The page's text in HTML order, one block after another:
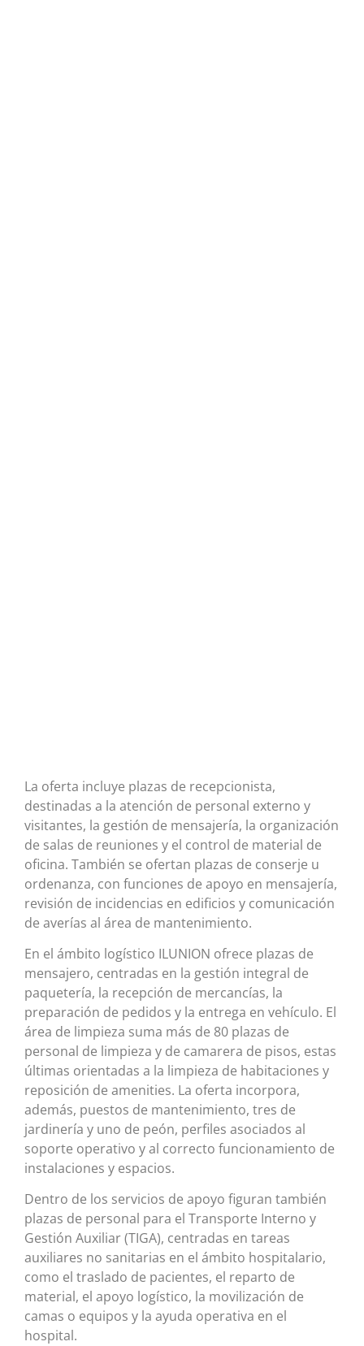
La oferta incluye plazas de recepcionista,
destinadas a la atención de personal externo y
visitantes, la gestión de mensajería, la organización
de salas de reuniones y el control de material de
oficina. También se ofertan plazas de conserje u
ordenanza, con funciones de apoyo en mensajería,
revisión de incidencias en edificios y comunicación
de averías al área de mantenimiento.
En el ámbito logístico ILUNION ofrece plazas de
mensajero, centradas en la gestión integral de
paquetería, la recepción de mercancías, la
preparación de pedidos y la entrega en vehículo. El
área de limpieza suma más de 80 plazas de
personal de limpieza y de camarera de pisos, estas
últimas orientadas a la limpieza de habitaciones y
reposición de amenities. La oferta incorpora,
además, puestos de mantenimiento, tres de
jardinería y uno de peón, perfiles asociados al
soporte operativo y al correcto funcionamiento de
instalaciones y espacios.
Dentro de los servicios de apoyo figuran también
plazas de personal para el Transporte Interno y
Gestión Auxiliar (TIGA), centradas en tareas
auxiliares no sanitarias en el ámbito hospitalario,
como el traslado de pacientes, el reparto de
material, el apoyo logístico, la movilización de
camas o equipos y la ayuda operativa en el
hospital.